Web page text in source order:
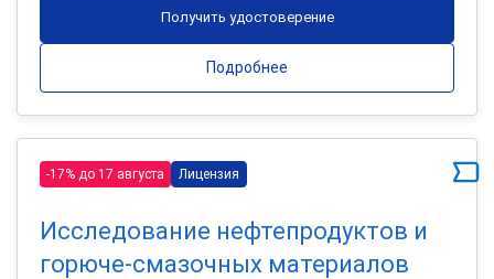
Получить удостоверение
Подробнее
-17% до 17 августа Лицензия
Исследование нефтепродуктов и
горюче-смазочных материалов